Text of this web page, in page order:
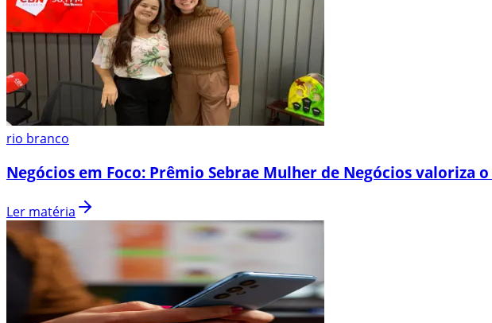
rio branco
Negócios em Foco: Prêmio Sebrae Mulher de Negócios valoriza
Ler matéria